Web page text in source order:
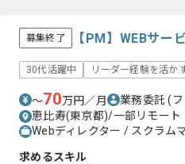
募集終了 【PM】WEBサー
30代活躍中 リーダー経験を活か
〜70万円／月 業務委託(
恵比寿(東京都)/一部リモート
Webディレクター / スクラム
求めるスキル